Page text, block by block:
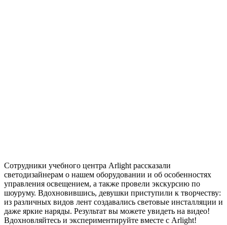
Сотрудники учебного центра Arlight рассказали
светодизайнерам о нашем оборудовании и об особенностях
управления освещением, а также провели экскурсию по
шоуруму. Вдохновившись, девушки приступили к творчеству:
из различных видов лент создавались световые инсталляции и
даже яркие наряды. Результат вы можете увидеть на видео!
Вдохновляйтесь и экспериментируйте вместе с Arlight!